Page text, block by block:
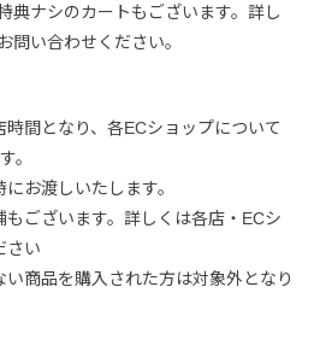
典ナシのカートもございます。詳し
問い合わせください。
間となり、各ECショップについて
。
お渡しいたします。
ございます。詳しくは各店・ECシ
さい
商品を購入された方は対象外となり